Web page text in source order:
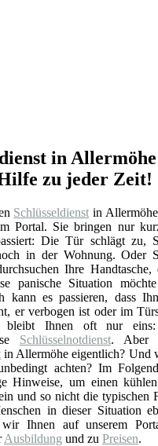
in
zu jeder Zeit!
Schlüsseldienst in
Portal. Sie bringen nur
Die Tür schlägt zu,
in der Wohnung. Oder
Ihre
panische Situation
kann es passieren, dass
er verbogen ist oder im
bleibt Ihnen oft nur
Schlüsselnotdienst. Aber
in Allermöhe eigentlich? Und
achten? Im
Hinweise, um einen
und so nicht die typischen
in dieser Situation
Ihnen auf unserem
Ausbildung und zu Preisen.